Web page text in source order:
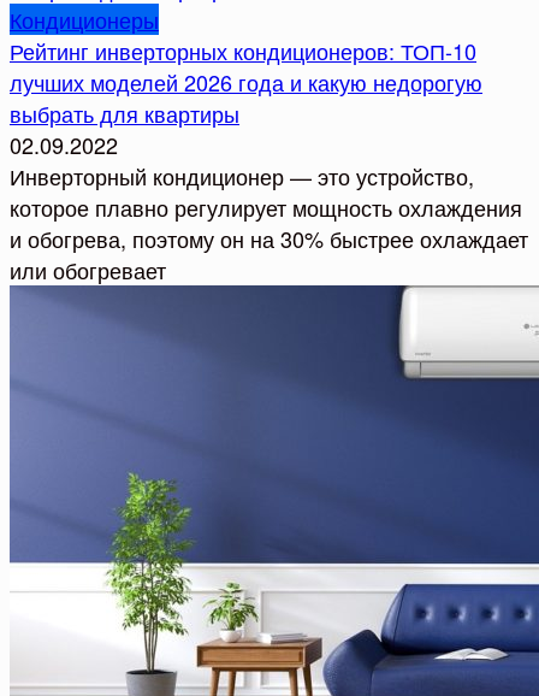
Кондиционеры
Рейтинг инверторных кондиционеров: ТОП-10
лучших моделей 2026 года и какую недорогую
выбрать для квартиры
02.09.2022
Инверторный кондиционер — это устройство,
которое плавно регулирует мощность охлаждения
и обогрева, поэтому он на 30% быстрее охлаждает
или обогревает